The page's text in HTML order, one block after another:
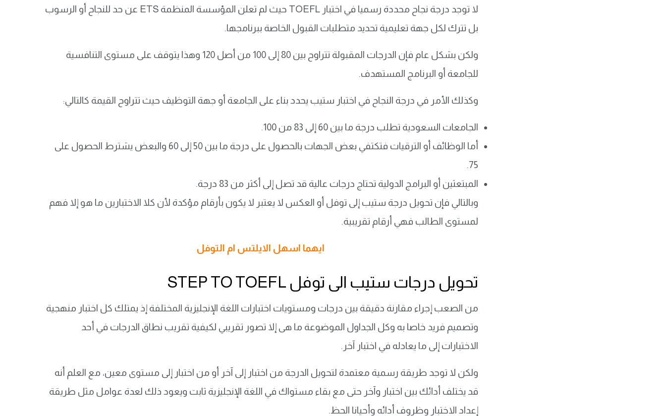
لا توجد درجة نجاح محددة رسميا في اختبار TOEFL حيث لم تعلن المؤسسة المنظمة ETS عن حد للنجاح أو الرسوب
بل تترك لكل جهة تعليمية تحديد متطلبات القبول الخاصة ببرنامجها.
ولكن بشكل عام فإن الدرجات المقبولة تتراوح بين 80 إلى 100 من أصل 120 وهذا يتوقف على مستوى التنافسية
للجامعة أو البرنامج المستهدف.
وكذلك الأمر في درجة النجاح في اختبار ستيب يحدد بناء على الجامعة أو جهة التوظيف حيث تتراوح القيمة كالتالي:
الجامعات السعودية تطلب درجة ما بين 60 إلى 83 من 100.
أما الوظائف أو الترقيات فتكتفي بعض الجهات بالحصول على درجة ما بين 50 إلى 60 والبعض يشترط الحصول على
75.
المبتعثين أو البرامج الدولية تحتاج درجات عالية قد تصل إلى أكثر من 83 درجة.
وبالتالي فإن تحويل درجة ستيب إلى توفل أو العكس لا يعتبر لا يكون بأرقام مؤكدة لأن كلا الاختبارين ما هو إلا فهم
لمستوى الطالب فهي أرقام تقريبية.
ايهما اسهل الايلتس ام التوفل
تحويل درجات ستيب الى توفل STEP TO TOEFL
من الصعب إجراء مقارنة دقيقة بين درجات ومستويات اختبارات اللغة الإنجليزية المختلفة إذ يمتلك كل اختبار منهجية
وتصميم فريد خاصا به وكل الجداول الموضوعة ما هى إلا تصور تقريبي لكيفية تقريب نطاق الدرجات في أحد
الاختبارات إلى ما يعادله في اختبار آخر.
ولكن لا توجد طريقة رسمية معتمدة لتحويل الدرجة من اختبار إلى آخر أو من اختبار إلى مستوى معين، مع العلم أنه
قد يختلف أدائك بين اختبار وآخر حتى مع بقاء مستواك في اللغة الإنجليزية ثابت ويعود ذلك لعدة عوامل مثل طريقة
إعداد الاختبار وظروف أدائه وأحيانا الحظ.